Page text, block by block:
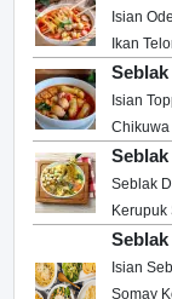
Isian
Ikan
Isian
Chikuwa
Seblak
Kerupuk
Isian
Somay